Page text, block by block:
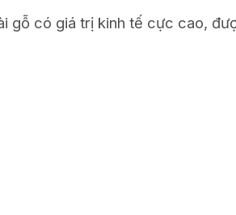
gỗ có giá trị kinh tế cực cao,